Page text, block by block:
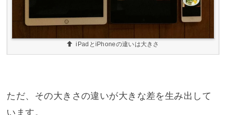
iPadとiPhoneの違いは大きさ
ただ、その大きさの違いが大きな差を生み出して
います。